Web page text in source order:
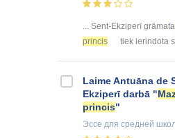
... Sent-Ekziperī grāmata
princis
tiek ierindota
Laime Antuāna de
Ekziperī darbā "
princis"
Эссе для средней